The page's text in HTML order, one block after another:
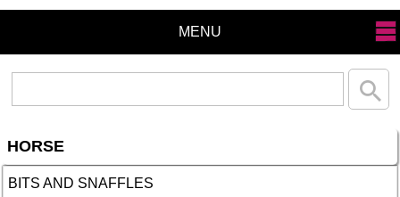
MENU
HORSE
BITS AND SNAFFLES